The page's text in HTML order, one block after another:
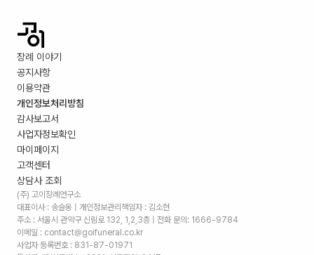
장례 이야기
공지사항
이용약관
개인정보처리방침
감사보고서
사업자정보확인
마이페이지
고객센터
상담사 조회
(주) 고이장례연구소
대표이사 : 송슬옹 | 개인정보관리책임자 : 김소현
주소 : 서울시 관악구 신림로 132, 1,2,3층 | 전화 문의: 1666-9784
이메일 : contact@goifuneral.co.kr
사업자 등록번호 : 831-87-01971